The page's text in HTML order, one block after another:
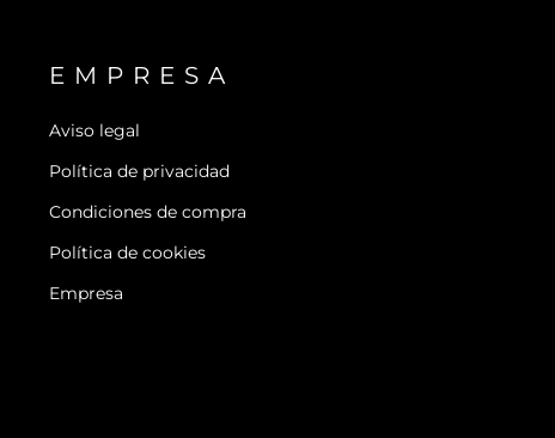
EMPRESA
Aviso legal
Política de privacidad
Condiciones de compra
Política de cookies
Empresa